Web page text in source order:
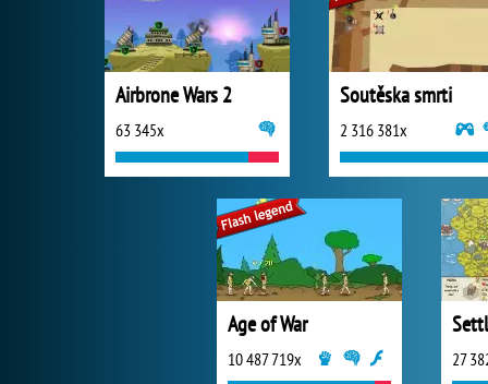
Airbrone Wars 2
63 345x
Soutěska smrti
2 316 381x
Age of War
10 487 719x 27